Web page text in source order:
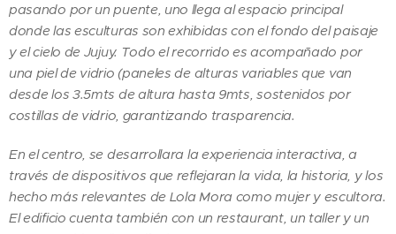
pasando por un puente, uno llega al espacio principal
donde las esculturas son exhibidas con el fondo del paisaje
y el cielo de Jujuy. Todo el recorrido es acompañado por
una piel de vidrio (paneles de alturas variables que van
desde los 3.5mts de altura hasta 9mts, sostenidos por
costillas de vidrio, garantizando trasparencia.
En el centro, se desarrollara la experiencia interactiva, a
través de dispositivos que reflejaran la vida, la historia, y los
hecho más relevantes de Lola Mora como mujer y escultora.
El edificio cuenta también con un restaurant, un taller y un